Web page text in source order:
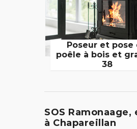
Poseur et pose
poêle à bois et
38
SOS
à Chapareillan